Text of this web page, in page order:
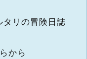
タリの冒険日誌
から